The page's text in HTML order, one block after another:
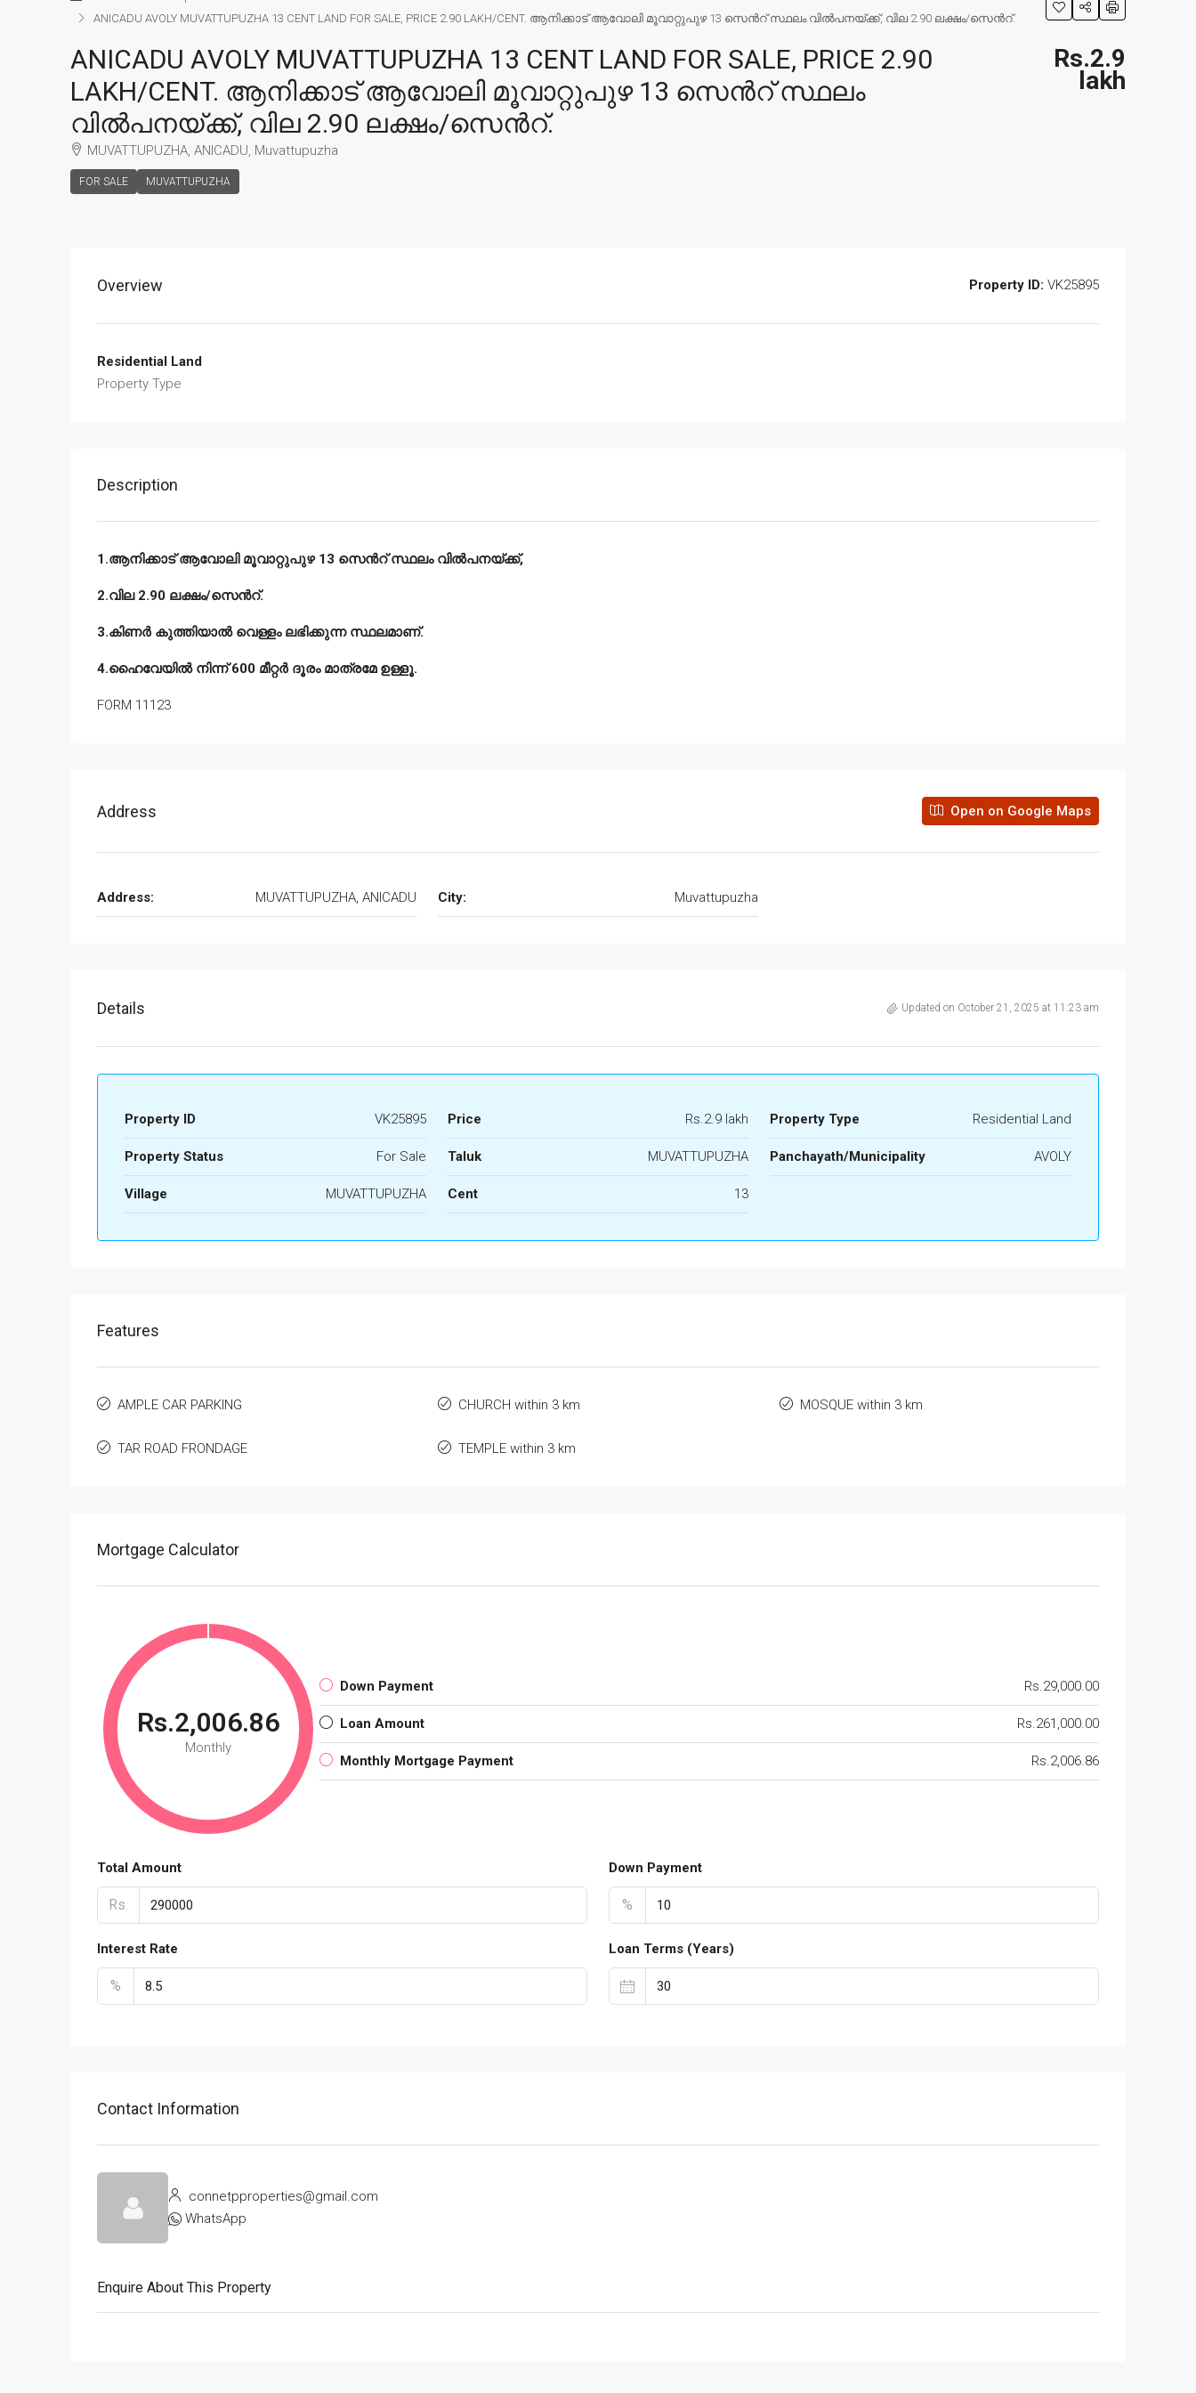
ANICADU AVOLY MUVATTUPUZHA 13 CENT LAND FOR SALE, PRICE 2.90 LAKH/CENT. ആനിക്കാട് ആവോലി മൂവാറ്റുപുഴ 13 സെൻറ് സ്ഥലം വിൽപനയ്ക്ക്, വില 2.90 ലക്ഷം/സെൻറ്.
ANICADU AVOLY MUVATTUPUZHA 13 CENT LAND FOR SALE, PRICE 2.90
LAKH/CENT. ആനിക്കാട് ആവോലി മൂവാറ്റുപുഴ 13 സെൻറ് സ്ഥലം
വിൽപനയ്ക്ക്, വില 2.90 ലക്ഷം/സെൻറ്.
MUVATTUPUZHA, ANICADU, Muvattupuzha
FOR SALE MUVATTUPUZHA
Rs.2.9
lakh
Overview Property ID: VK25895
Residential Land
Property Type
Description
1.ആനിക്കാട് ആവോലി മൂവാറ്റുപുഴ 13 സെൻറ് സ്ഥലം വിൽപനയ്ക്ക്,
2.വില 2.90 ലക്ഷം/സെൻറ്.
3.കിണർ കുത്തിയാൽ വെള്ളം ലഭിക്കുന്ന സ്ഥലമാണ്.
4.ഹൈവേയിൽ നിന്ന് 600 മീറ്റർ ദൂരം മാത്രമേ ഉള്ളൂ.
FORM 11123
Address Open on Google Maps
Address: MUVATTUPUZHA, ANICADU City: Muvattupuzha
Details Updated on October 21, 2025 at 11:23 am
Property ID VK25895 Price Rs.2.9 lakh Property Type Residential Land
Property Status For Sale Taluk MUVATTUPUZHA Panchayath/Municipality AVOLY
Village MUVATTUPUZHA Cent 13
Features
AMPLE CAR PARKING CHURCH within 3 km MOSQUE within 3 km
TAR ROAD FRONDAGE TEMPLE within 3 km
Mortgage Calculator
Rs.2,006.86
Monthly
Down Payment Rs.29,000.00
Loan Amount Rs.261,000.00
Monthly Mortgage Payment Rs.2,006.86
Total Amount
Rs.
Down Payment
%
Interest Rate
%
Loan Terms (Years)
Contact Information
connetpproperties@gmail.com
WhatsApp
Enquire About This Property